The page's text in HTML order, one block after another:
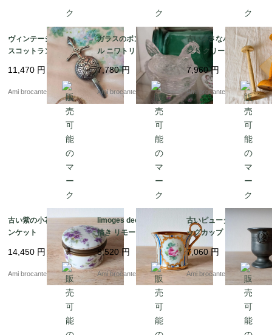
ヴィンテージブローチ
スコットランド シルバ
ーブローチ 剣と盾 イギ
リス製
11,470 円
Ami brocante
ガラスのボンボニエー
ル ニワトリ クリア 透
明 フランスヴィンテー
ジ
7,780円
Ami brocante
古い小さなハットスタ
ンド クリーム イエロー
7,960円
Ami brocante
古い紫の小花柄のトリ
ンケット
14,450 円
Ami brocante
limoges decor main 手
描き リモージュ カップ
A
8,520 円
Ami brocante
古いピューター製のエ
ッグカップ ライオン
7,060円
Ami brocante